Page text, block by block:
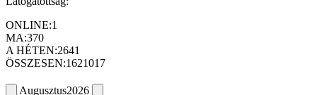
ONLINE:1
MA:370
A HÉTEN:2641
ÖSSZESEN:1621017
Augusztus2026